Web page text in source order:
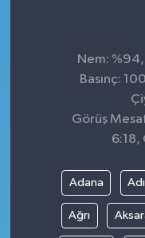
Nem: %94,
Basınç:
Görüş
6:18,
Adana
Ağrı